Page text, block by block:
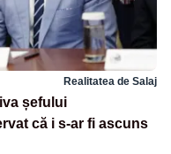
Realitatea de Salaj
șefului
că i s-ar fi ascuns